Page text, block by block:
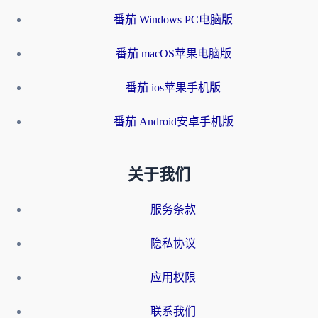
番茄 Windows PC电脑版
番茄 macOS苹果电脑版
番茄 ios苹果手机版
番茄 Android安卓手机版
关于我们
服务条款
隐私协议
应用权限
联系我们